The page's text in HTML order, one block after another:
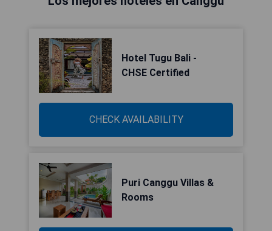
Hotel Tugu Bali -
CHSE Certified
CHECK AVAILABILITY
Puri Canggu Villas &
Rooms